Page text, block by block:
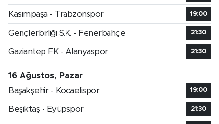
Kasımpaşa - Trabzonspor 19:00
Gençlerbirliği S.K. - Fenerbahçe 21:30
Gaziantep FK - Alanyaspor 21:30
16 Ağustos, Pazar
Başakşehir - Kocaelispor
19:00
Beşiktaş - Eyüpspor 21:30